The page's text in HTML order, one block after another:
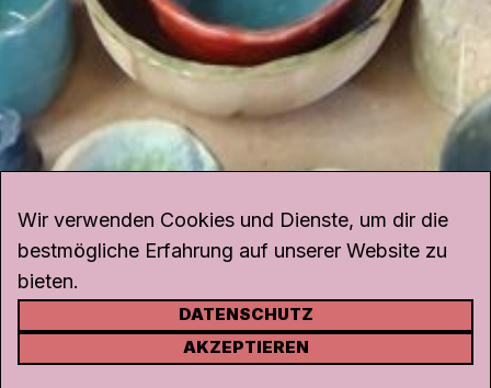
KONTAKT
Wir verwenden Cookies und Dienste, um dir die
bestmögliche Erfahrung auf unserer Website zu
bieten.
DATENSCHUTZ
AKZEPTIEREN